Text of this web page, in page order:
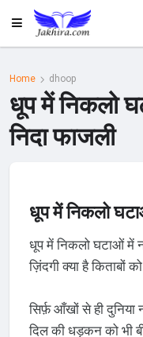
Home dhoop
धूप में निकलो
निदा फाजली
धूप में निकलो
धूप में निकलो घटाओं में
ज़िंदगी क्या है किताबों
सिर्फ़ आँखों से ही दुनिया
दिल की धड़कन को भी